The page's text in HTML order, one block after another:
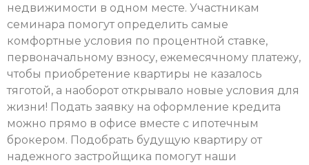
недвижимости в одном месте. Участникам
семинара помогут определить самые
комфортные условия по процентной ставке,
первоначальному взносу, ежемесячному платежу,
чтобы приобретение квартиры не казалось
тяготой, а наоборот открывало новые условия для
жизни! Подать заявку на оформление кредита
можно прямо в офисе вместе с ипотечным
брокером. Подобрать будущую квартиру от
надежного застройщика помогут наши